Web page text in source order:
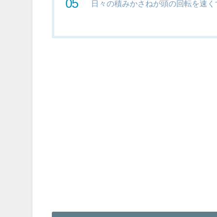
日々の積みかさねが頭の回転を速く